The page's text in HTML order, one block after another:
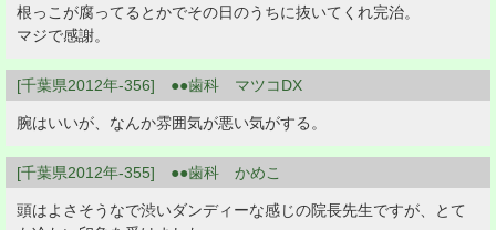
根っこが腐ってるとかでその日のうちに抜いてくれ完治。
マジで感謝。
[千葉県2012年-356] ●●歯科 マツコDX
腕はいいが、なんか雰囲気が悪い気がする。
[千葉県2012年-355] ●●歯科 かめこ
頭はよさそうなで渋いダンディーな感じの院長先生ですが、とて